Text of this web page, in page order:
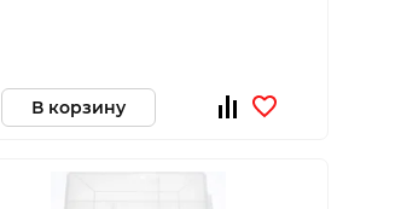
В корзину